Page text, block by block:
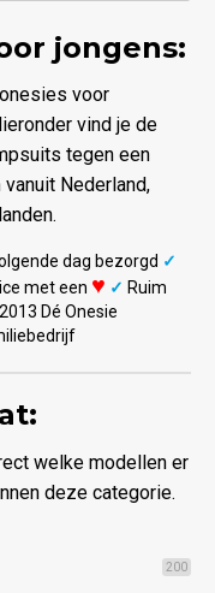
jongens:
voor
vind je de
tegen een
Nederland,
dag bezorgd ✓
met een ♥ ✓ Ruim
Dé Onesie
welke modellen er
deze categorie.
200